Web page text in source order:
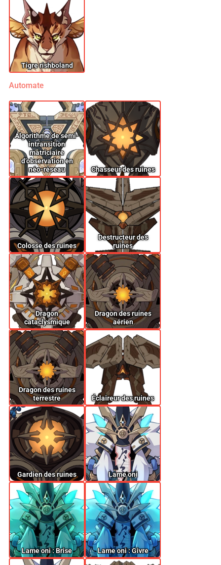
Tigre rishboland
Automate
Algorithme de semi-
intransition
matriciaire
d’observation en
néo-réseau
Chasseur des ruines
Colosse des ruines
Destructeur des
ruines
Dragon
cataclysmique
Dragon des ruines
aérien
Dragon des ruines
terrestre
Éclaireur des ruines
Gardien des ruines Lame oni
Lame oni : Brise Lame oni : Givre